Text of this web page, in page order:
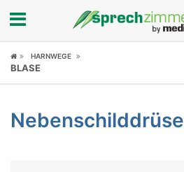
Fokus
Symptome
HARNWEGE
BLASE
Nebenschilddrüse